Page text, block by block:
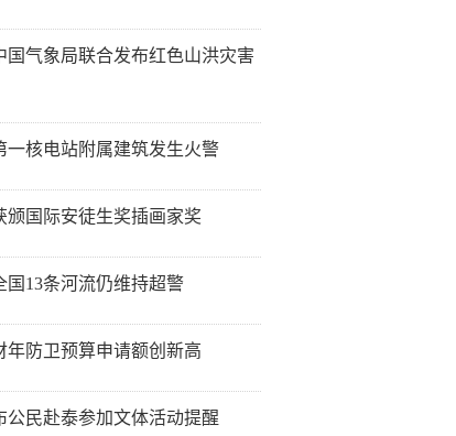
国气象局联合发布红色山洪灾害
一核电站附属建筑发生火警
颁国际安徒生奖插画家奖
国13条河流仍维持超警
年防卫预算申请额创新高
公民赴泰参加文体活动提醒